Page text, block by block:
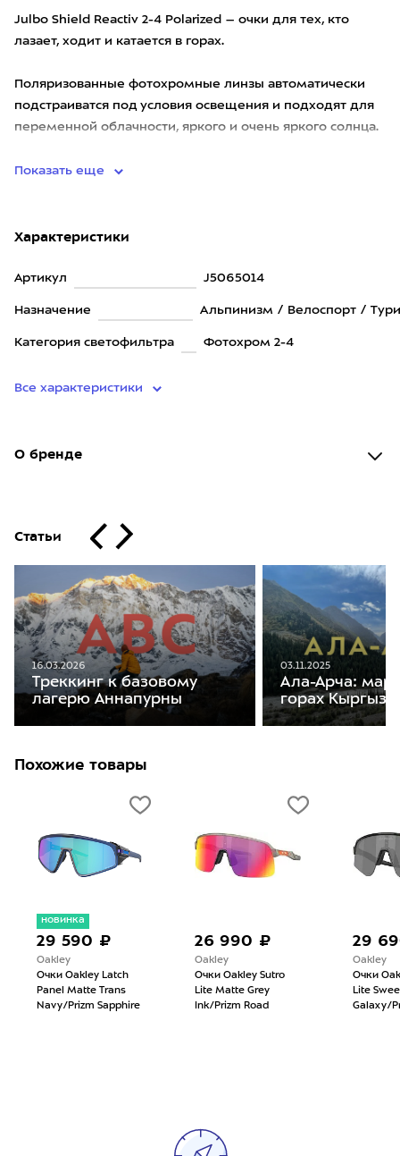
Julbo Shield Reactiv 2-4 Polarized – очки для тех, кто
лазает, ходит и катается в горах.
Поляризованные фотохромные линзы автоматически
подстраиватся под условия освещения и подходят для
переменной облачности, яркого и очень яркого солнца.
Показать еще
Характеристики
Артикул J5065014
Назначение Альпинизм / Велоспорт /
Категория светофильтра Фотохром 2-4
Все характеристики
О бренде
Статьи
16.03.2026
Треккинг к базовому
лагерю Аннапурны
03.11.2025
Ала-Арча:
горах
Похожие товары
новинка
29 590 ₽
Oakley
Очки Oakley Latch
Panel Matte Trans
Navy/Prizm Sapphire
26 990 ₽
Oakley
Очки Oakley Sutro
Lite Matte Grey
Ink/Prizm Road
29
Oakley
Очки
Lite
Galaxy/